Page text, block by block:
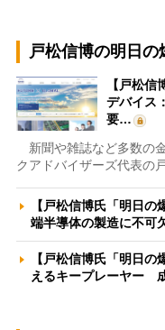
戸松信博の明日の
【戸松
デバイス
要…
新聞や雑誌など多数の
クアドバイザーズ代表の
【戸松信博氏「明日
端半導体の製造に不可
【戸松信博氏「明日
えるキープレーヤー